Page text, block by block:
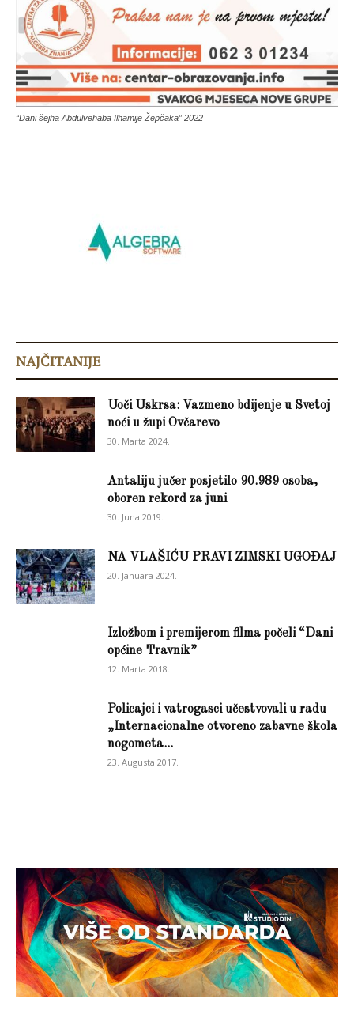
“Dani šejha Abdulvehaba Ilhamije Žepčaka” 2022
NAJČITANIJE
Uoči Uskrsa: Vazmeno bdijenje u Svetoj
noći u župi Ovčarevo
30. Marta 2024.
Antaliju jučer posjetilo 90.989 osoba,
oboren rekord za juni
30. Juna 2019.
NA VLAŠIĆU PRAVI ZIMSKI UGOĐAJ
20. Januara 2024.
Izložbom i premijerom filma počeli “Dani
općine Travnik”
12. Marta 2018.
Policajci i vatrogasci učestvovali u radu
„Internacionalne otvoreno zabavne škola
nogometa...
23. Augusta 2017.